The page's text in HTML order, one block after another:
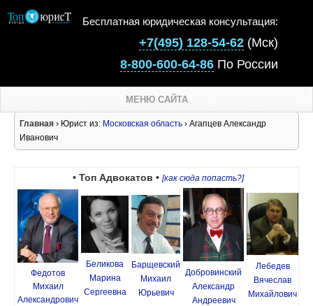
Бесплатная юридическая консультация:
+7(495) 128-54-62 (Мск)
8-800-600-64-86 По России
МЕНЮ САЙТА
Главная › Юрист из: Московская область › Агапцев Александр
Иванович
• Топ Адвокатов • [как сюда попасть?]
Федотов
Михаил
Александрович
Беликова
Марина
Сергеевна
Барщевский
Михаил
Юрьевич
Добровинский
Александр
Андреевич
Лебедев
Вячеслав
Михайлович